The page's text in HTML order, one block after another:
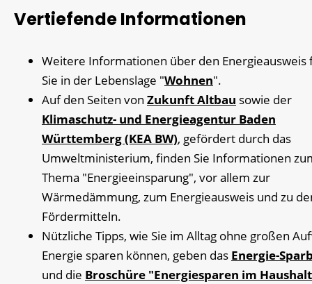
Vertiefende Informationen
Weitere Informationen über den Energieausweis
Sie in der Lebenslage "Wohnen".
Auf den Seiten von Zukunft Altbau sowie der
Klimaschutz- und Energieagentur Baden
Württemberg (KEA BW), gefördert durch das
Umweltministerium, finden Sie Informationen
Thema "Energieeinsparung", vor allem zur
Wärmedämmung, zum Energieausweis und zu
Fördermitteln.
Nützliche Tipps, wie Sie im Alltag ohne großen
Energie sparen können, geben das Energie-
und die Broschüre "Energiesparen im